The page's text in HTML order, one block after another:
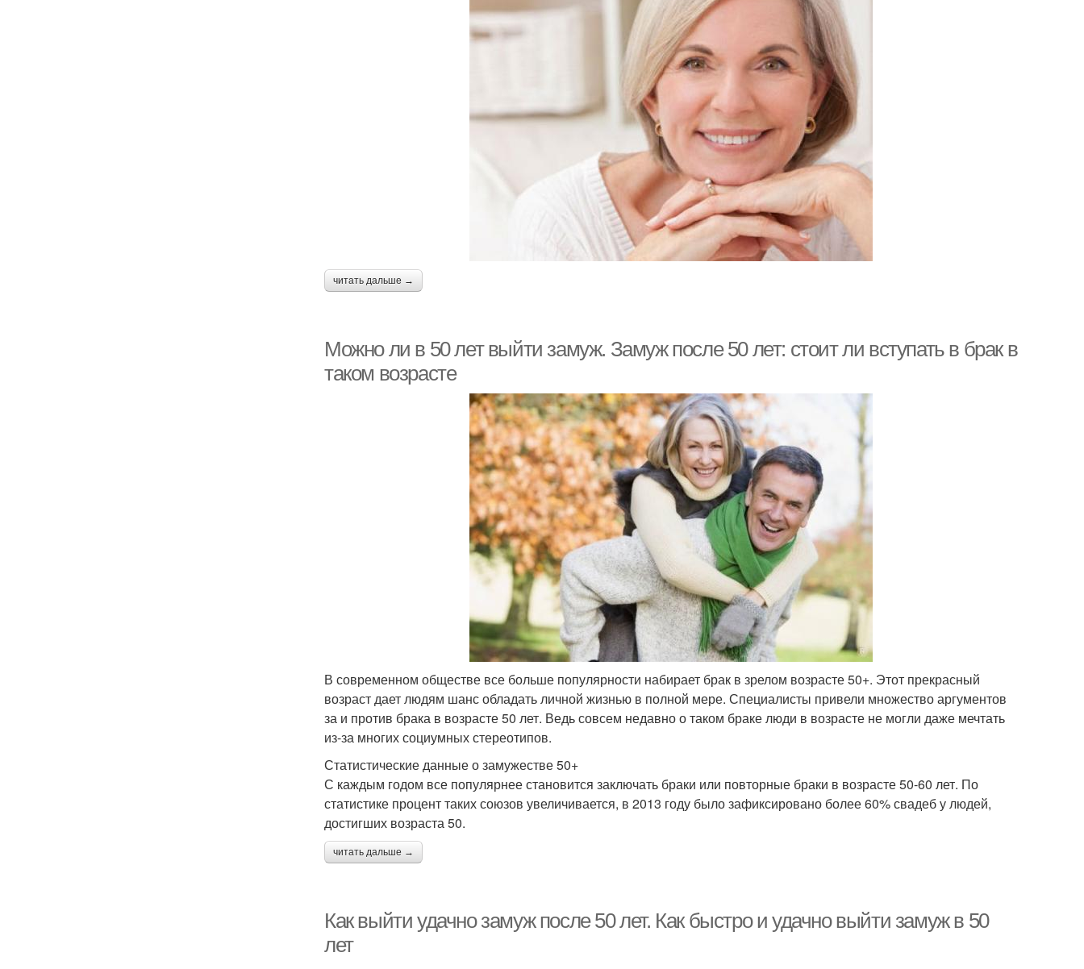
читать дальше →
Можно ли в 50 лет выйти замуж. Замуж после 50 лет: стоит ли вступать в брак в
таком возрасте
В современном обществе все больше популярности набирает брак в зрелом возрасте 50+. Этот прекрасный
возраст дает людям шанс обладать личной жизнью в полной мере. Специалисты привели множество аргументов
за и против брака в возрасте 50 лет. Ведь совсем недавно о таком браке люди в возрасте не могли даже мечтать
из-за многих социумных стереотипов.
Статистические данные о замужестве 50+
С каждым годом все популярнее становится заключать браки или повторные браки в возрасте 50-60 лет. По
статистике процент таких союзов увеличивается, в 2013 году было зафиксировано более 60% свадеб у людей,
достигших возраста 50.
читать дальше →
Как выйти удачно замуж после 50 лет. Как быстро и удачно выйти замуж в 50
лет